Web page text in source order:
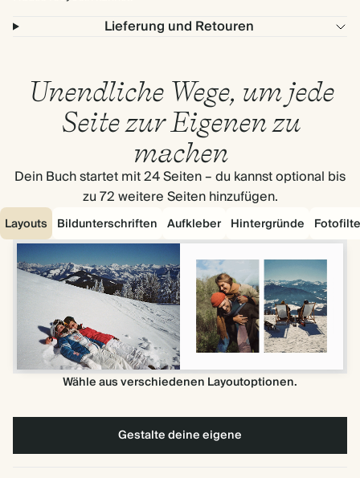
Lieferung und Retouren
Unendliche Wege, um jede
Seite zur Eigenen zu
machen
Dein Buch startet mit 24 Seiten – du kannst optional bis
zu 72 weitere Seiten hinzufügen.
Layouts Bildunterschriften Aufkleber Hintergründe
Wähle aus verschiedenen Layoutoptionen.
Gestalte deine eigene